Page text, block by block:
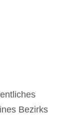
Bezirks